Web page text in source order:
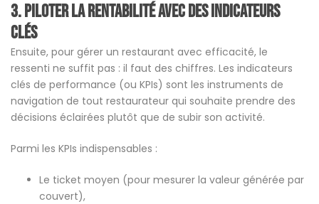
3. Piloter la rentabilité avec des indicateurs
clés
Ensuite, pour gérer un restaurant avec efficacité, le
ressenti ne suffit pas : il faut des chiffres. Les indicateurs
clés de performance (ou KPIs) sont les instruments de
navigation de tout restaurateur qui souhaite prendre des
décisions éclairées plutôt que de subir son activité.
Parmi les KPIs indispensables :
Le ticket moyen (pour mesurer la valeur générée par
couvert),